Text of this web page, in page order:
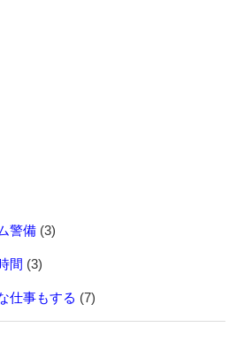
警備 (3)
間 (3)
仕事もする (7)